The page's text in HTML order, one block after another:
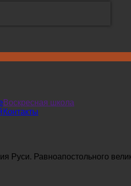
Воскресная школа
Контакты
Руси. Равноапостольного